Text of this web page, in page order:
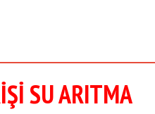
SU ARITMA